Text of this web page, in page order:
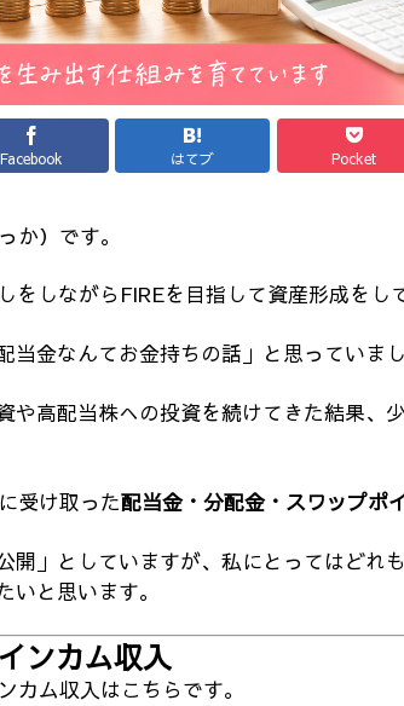
Facebook はてブ Pocket
か）です。
をしながらFIREを目指して資産形成をし
当金なんてお金持ちの話」と思っていまし
や高配当株への投資を続けてきた結果、
受け取った配当金・分配金・スワップポ
開」としていますが、私にとってはどれ
いと思います。
ンカム収入
カム収入はこちらです。